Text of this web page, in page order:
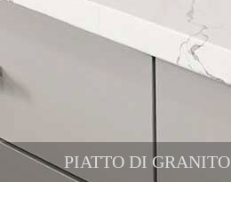
PIATTO DI GRANITO